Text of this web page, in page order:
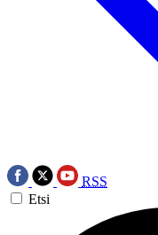
RSS
Etsi